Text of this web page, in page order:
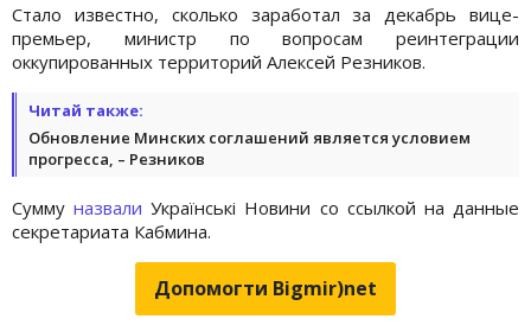
Стало известно, сколько заработал за декабрь вице-
премьер, министр по вопросам реинтеграции
оккупированных территорий Алексей Резников.
Читай также:
Обновление Минских соглашений является условием
прогресса, – Резников
Суммуназвали Українськi Новини со ссылкой на данные
секретариата Кабмина.
Допомогти Bigmir)net